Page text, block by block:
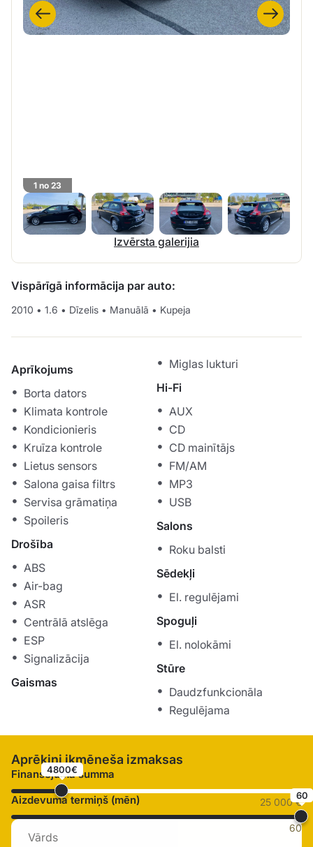
1 no 23
Izvērsta galerijia
Vispārīgā informācija par auto:
2010 • 1.6 • Dīzelis • Manuālā • Kupeja
Aprīkojums
Borta dators
Klimata kontrole
Kondicionieris
Kruīza kontrole
Lietus sensors
Salona gaisa filtrs
Servisa grāmatiņa
Spoileris
Drošība
ABS
Air-bag
ASR
Centrālā atslēga
ESP
Signalizācija
Gaismas
Miglas lukturi
Hi-Fi
AUX
CD
CD mainītājs
FM/AM
MP3
USB
Salons
Roku balsti
Sēdekļi
El. regulējami
Spoguļi
El. nolokāmi
Stūre
Daudzfunkcionāla
Regulējama
Aprēķini ikmēneša izmaksas
Finansējuma summa
4800€
25 000 €
Aizdevuma termiņš (mēn) 60
60